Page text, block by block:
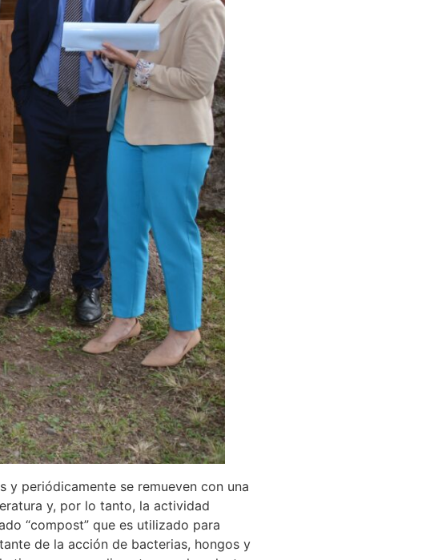
y periódicamente se remueven con una
y, por lo tanto, la actividad
“compost” que es utilizado para
de la acción de bacterias, hongos y